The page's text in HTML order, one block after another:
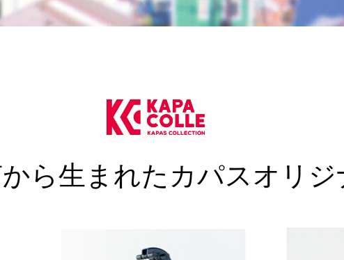
ら生まれたカパスオリジ